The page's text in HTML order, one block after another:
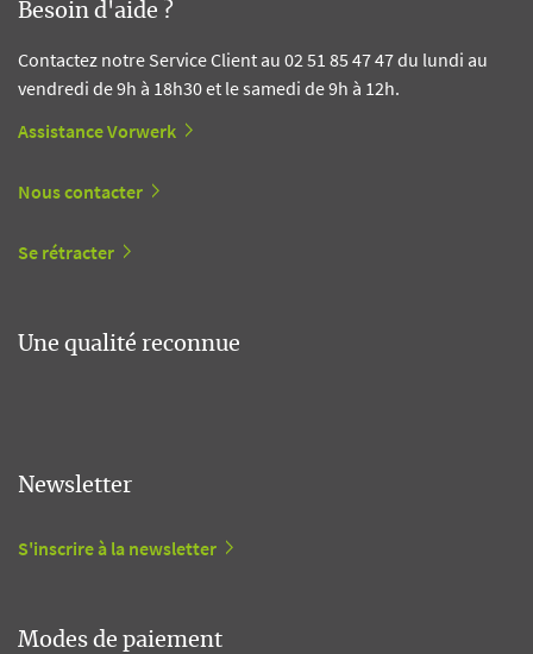
Besoin d'aide ?
Contactez notre Service Client au 02 51 85 47 47 du lundi au
vendredi de 9h à 18h30 et le samedi de 9h à 12h.
Assistance Vorwerk
Nous contacter
Se rétracter
Une qualité reconnue
Newsletter
S'inscrire à la newsletter
Modes de paiement